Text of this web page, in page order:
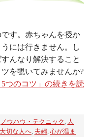
す。赤ちゃんを授か
には行きません。し
んなり解決すること
を覗いてみませんか?
つのコツ」の続きを読
ノウハウ・テクニック , 人
大切な人へ, 夫婦, 心が温ま